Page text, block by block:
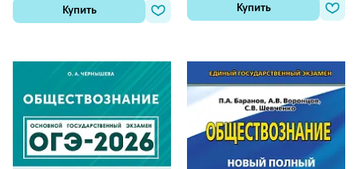
Купить
Купить